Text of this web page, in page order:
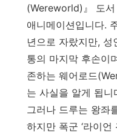
(Wereworld)』 도
애니메이션입니다.
년으로 자랐지만,
통의 마지막 후손이
존하는 웨어로드
는 사실을 알게 됩니
그러나 드루는 왕좌
하지만 폭군 ‘라이언